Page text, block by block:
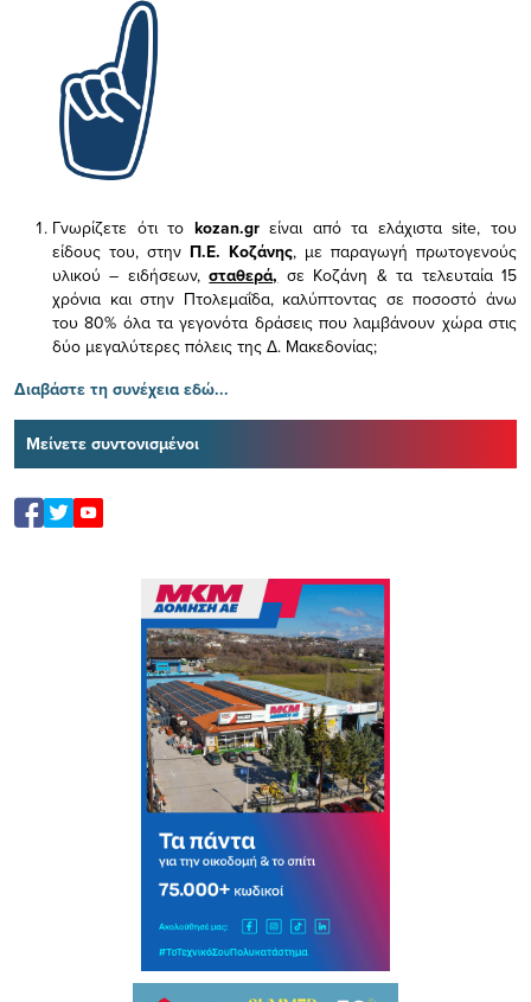
Γνωρίζετε ότι το kozan.gr είναι από τα ελάχισταsite, του
είδους του, στην Π.Ε. Κοζάνης, με παραγωγή πρωτογενούς
υλικού – ειδήσεων,σταθερά, σε Κοζάνη & τα τελευταία 15
χρόνια και στην Πτολεμαΐδα, καλύπτοντας σε ποσοστό άνω
του 80% όλα τα γεγονότα δράσεις που λαμβάνουν χώρα στις
δύο μεγαλύτερες πόλεις της Δ. Μακεδονίας;
Διαβάστε τη συνέχεια εδώ...
Μείνετε συντονισμένοι